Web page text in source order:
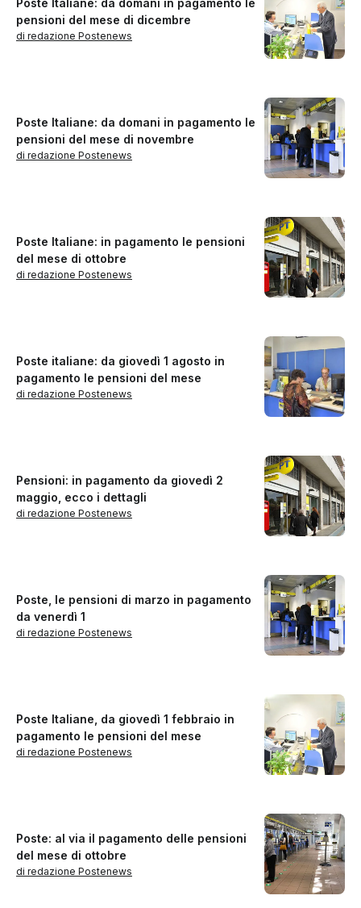
pensioni del mese di dicembre
di redazione Postenews
Poste Italiane: da domani in pagamento le
pensioni del mese di novembre
di redazione Postenews
Poste Italiane: in pagamento le pensioni
del mese di ottobre
di redazione Postenews
Poste italiane: da giovedì 1 agosto in
pagamento le pensioni del mese
di redazione Postenews
Pensioni: in pagamento da giovedì 2
maggio, ecco i dettagli
di redazione Postenews
Poste, le pensioni di marzo in pagamento
da venerdì 1
di redazione Postenews
Poste Italiane, da giovedì 1 febbraio in
pagamento le pensioni del mese
di redazione Postenews
Poste: al via il pagamento delle pensioni
del mese di ottobre
di redazione Postenews